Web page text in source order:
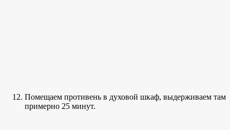
Помещаем противень в духовой шкаф, выдерживаем там
примерно 25 минут.